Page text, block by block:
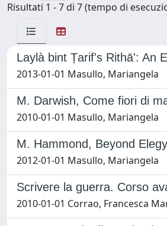
Risultati 1 - 7 di 7 (tempo di
Laylà bint Ṭarif's Rithā': An
2013-01-01 Masullo, Mariangela
M. Darwish, Come fiori di
2010-01-01 Masullo, Mariangela
M. Hammond, Beyond
2012-01-01 Masullo, Mariangela
Scrivere la guerra. Corso
2010-01-01 Corrao, Francesca